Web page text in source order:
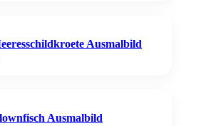
Ausmalbild
Ausmalbild